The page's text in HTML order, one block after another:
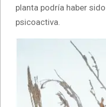
planta podría haber
psicoactiva.